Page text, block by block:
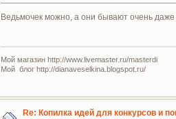
Ведьмочек можно, а они бывают очень
Мой магазин http://www.livemaster.ru/masterdi
Мой блог http://dianaveselkina.blogspot.ru/
Re: Копилка идей для конкурсов и